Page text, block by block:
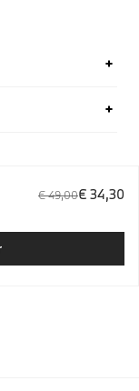
€ 49,00€ 34,30